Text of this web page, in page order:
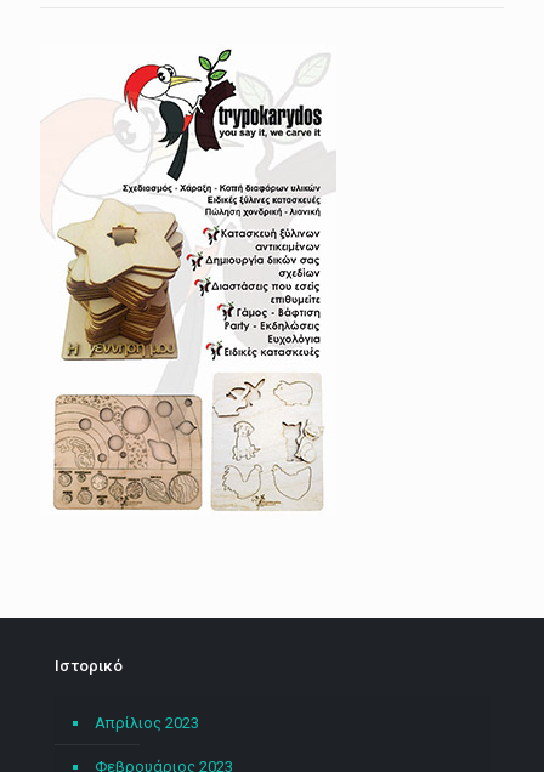
Ιστορικό
Απρίλιος 2023
Φεβρουάριος 2023